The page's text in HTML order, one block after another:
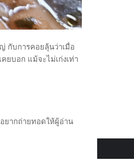
กับการคอยลุ้นว่าเมื่อ
ยบอก แม้จะไม่เก่งเท่า
ยากถ่ายทอดให้ผู้อ่าน